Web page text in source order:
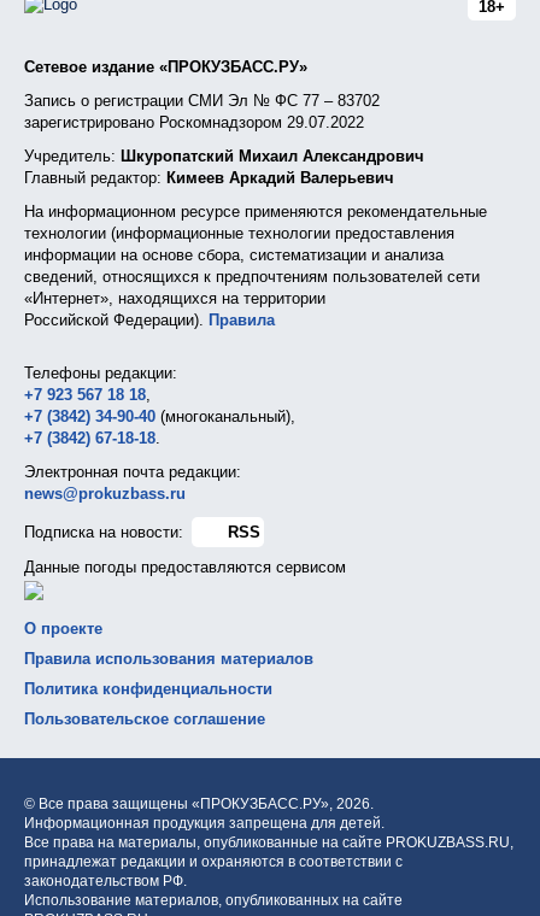
18+
Сетевое издание «ПРОКУЗБАСС.РУ»
Запись о регистрации СМИ Эл № ФС 77 – 83702
зарегистрировано Роскомнадзором 29.07.2022
Учредитель: Шкуропатский Михаил Александрович
Главный редактор: Кимеев Аркадий Валерьевич
На информационном ресурсе применяются рекомендательные
технологии (информационные технологии предоставления
информации на основе сбора, систематизации и анализа
сведений, относящихся к предпочтениям пользователей сети
«Интернет», находящихся на территории
Российской Федерации). Правила
Телефоны редакции:
+7 923 567 18 18,
+7 (3842) 34-90-40 (многоканальный),
+7 (3842) 67-18-18.
Электронная почта редакции:
news@prokuzbass.ru
Подписка на новости:
RSS
Данные погоды предоставляются сервисом
О проекте
Правила использования материалов
Политика конфиденциальности
Пользовательское соглашение
© Все права защищены «ПРОКУЗБАСС.РУ», 2026.
Информационная продукция запрещена для детей.
Все права на материалы, опубликованные на сайте PROKUZBASS.RU,
принадлежат редакции и охраняются в соответствии с
законодательством РФ.
Использование материалов, опубликованных на сайте